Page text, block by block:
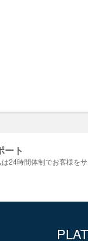
ート
24時間体制でお客様を